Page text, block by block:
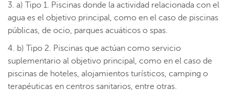
a) Tipo 1. Piscinas donde la actividad relacionada con el
agua es el objetivo principal, como en el caso de piscinas
públicas, de ocio, parques acuáticos o spas.
b) Tipo 2. Piscinas que actúan como servicio
suplementario al objetivo principal, como en el caso de
piscinas de hoteles, alojamientos turísticos, camping o
terapéuticas en centros sanitarios, entre otras.